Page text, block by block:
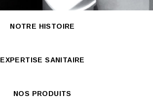
NOTRE HISTOIRE
EXPERTISE SANITAIRE
NOS PRODUITS